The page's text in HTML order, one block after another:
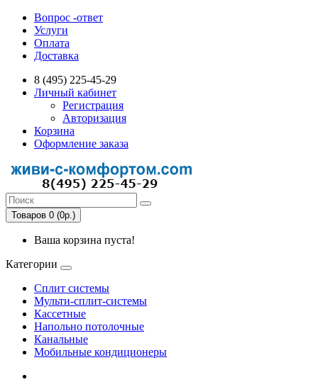
Вопрос -ответ
Услуги
Оплата
Доставка
8 (495) 225-45-29
Личный кабинет
Регистрация
Авторизация
Корзина
Оформление заказа
Товаров 0 (0р.)
Ваша корзина пуста!
Категории
Сплит системы
Мульти-сплит-системы
Кассетные
Напольно потолочные
Канальные
Мобильные кондиционеры